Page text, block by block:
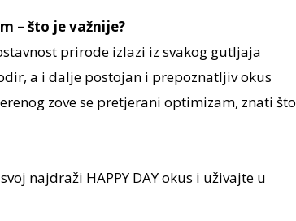
– što je važnije?
prirode izlazi iz svakog gutljaja
a i dalje postojan i prepoznatljiv okus
zove se pretjerani optimizam, znati što
najdraži HAPPY DAY okus i uživajte u